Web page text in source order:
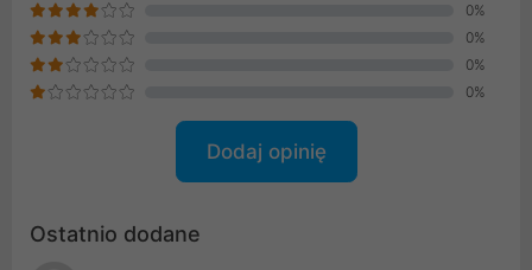
0%
0%
0%
0%
Dodaj opinię
Ostatnio dodane